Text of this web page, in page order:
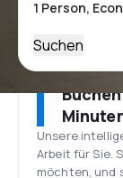
Suchen
Unsere
Arbeit für Sie.
möchten, und